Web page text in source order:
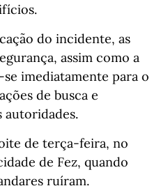
do incidente, as
assim como a
imediatamente para o
de busca e
autoridades.
de terça-feira, no
de Fez, quando
ruíram.